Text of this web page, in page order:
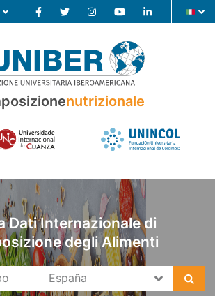
nutrizionale
Dati Internazionale di
degli Alimenti